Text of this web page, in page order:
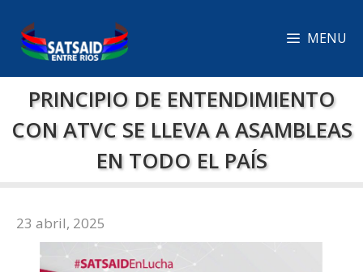
contenido
MENU
PRINCIPIO DE ENTENDIMIENTO
CON ATVC SE LLEVA A ASAMBLEAS
EN TODO EL PAÍS
23 abril, 2025